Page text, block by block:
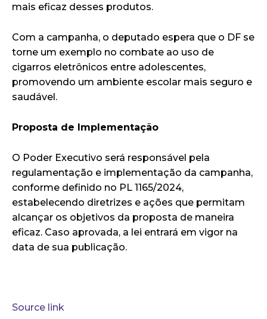
mais eficaz desses produtos.
Com a campanha, o deputado espera que o DF se
torne um exemplo no combate ao uso de
cigarros eletrônicos entre adolescentes,
promovendo um ambiente escolar mais seguro e
saudável.
Proposta de Implementação
O Poder Executivo será responsável pela
regulamentação e implementação da campanha,
conforme definido no PL 1165/2024,
estabelecendo diretrizes e ações que permitam
alcançar os objetivos da proposta de maneira
eficaz. Caso aprovada, a lei entrará em vigor na
data de sua publicação.
Source link